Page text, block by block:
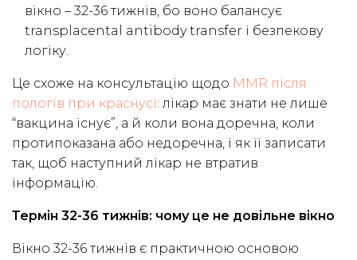
вікно – 32-36 тижнів, бо воно балансує
transplacental antibody transfer і безпекову
логіку.
Це схоже на консультацію щодо MMR після
пологів при краснусі: лікар має знати не лише
“вакцина існує”, а й коли вона доречна, коли
протипоказана або недоречна, і як її записати
так, щоб наступний лікар не втратив
інформацію.
Термін 32-36 тижнів: чому це не довільне вікно
Вікно 32-36 тижнів є практичною основою